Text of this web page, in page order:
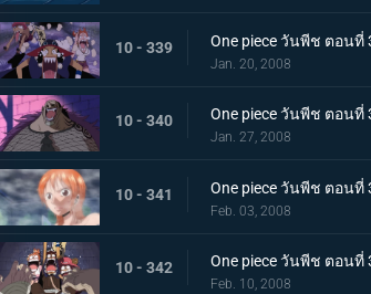
10 - 339 One piece วันพีช ตอน
Jan. 20, 2008
10 - 340 One piece วันพีช ตอนที่
Jan. 27, 2008
10 - 341 One piece วันพีช ตอน
Feb. 03, 2008
10 - 342 One piece วันพีช ตอน
Feb. 10, 2008